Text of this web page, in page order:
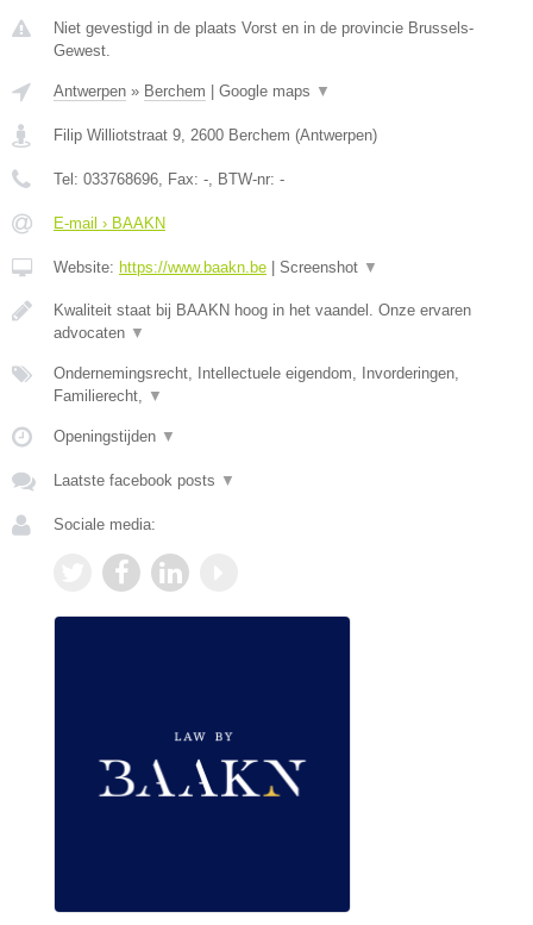
Niet gevestigd in de plaats Vorst en in de provincie Brussels-
Gewest.
Antwerpen » Berchem Google maps ▼
Filip Williotstraat 9 2600 Berchem (Antwerpen)
Tel: 033768696 , Fax: - , BTW-nr: -
E-mail › BAAKN
Website: https://www.baakn.be Screenshot ▼
Kwaliteit staat bij BAAKN hoog in het vaandel. Onze ervaren
advocaten ▼
Ondernemingsrecht, Intellectuele eigendom, Invorderingen,
Familierecht,
▼
Openingstijden ▼
Laatste facebook posts ▼
Sociale media: